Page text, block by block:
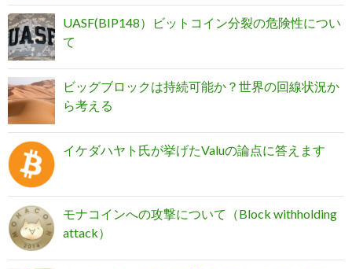
UASF(BIP148）ビットコイン分裂の危険性につい
て
ビッグブロックは持続可能か？世界の回線状況か
ら考える
イケダハヤト氏が挙げたValuの論点に答えます
モナコインへの攻撃について（Block withholding
attack）